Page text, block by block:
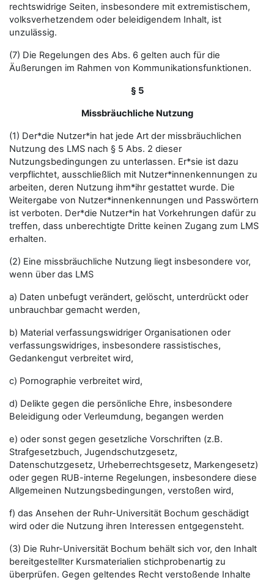
rechtswidrige Seiten, insbesondere mit extremistischem,
volksverhetzendem oder beleidigendem Inhalt, ist
unzulässig.
(7) Die Regelungen des Abs. 6 gelten auch für die
Äußerungen im Rahmen von Kommunikationsfunktionen.
§ 5
Missbräuchliche Nutzung
(1) Der*die Nutzer*in hat jede Art der missbräuchlichen
Nutzung des LMS nach § 5 Abs. 2 dieser
Nutzungsbedingungen zu unterlassen. Er*sie ist dazu
verpflichtet, ausschließlich mit Nutzer*innenkennungen zu
arbeiten, deren Nutzung ihm*ihr gestattet wurde. Die
Weitergabe von Nutzer*innenkennungen und Passwörtern
ist verboten. Der*die Nutzer*in hat Vorkehrungen dafür zu
treffen, dass unberechtigte Dritte keinen Zugang zum LMS
erhalten.
(2) Eine missbräuchliche Nutzung liegt insbesondere vor,
wenn über das LMS
a) Daten unbefugt verändert, gelöscht, unterdrückt oder
unbrauchbar gemacht werden,
b) Material verfassungswidriger Organisationen oder
verfassungswidriges, insbesondere rassistisches,
Gedankengut verbreitet wird,
c) Pornographie verbreitet wird,
d) Delikte gegen die persönliche Ehre, insbesondere
Beleidigung oder Verleumdung, begangen werden
e) oder sonst gegen gesetzliche Vorschriften (z.B.
Strafgesetzbuch, Jugendschutzgesetz,
Datenschutzgesetz, Urheberrechtsgesetz, Markengesetz)
oder gegen RUB-interne Regelungen, insbesondere diese
Allgemeinen Nutzungsbedingungen, verstoßen wird,
f) das Ansehen der Ruhr-Universität Bochum geschädigt
wird oder die Nutzung ihren Interessen entgegensteht.
(3) Die Ruhr-Universität Bochum behält sich vor, den Inhalt
bereitgestellter Kursmaterialien stichprobenartig zu
überprüfen. Gegen geltendes Recht verstoßende Inhalte